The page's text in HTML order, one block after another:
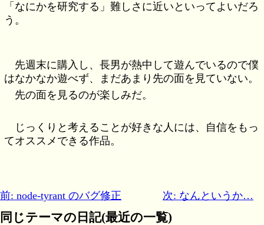
「なにかを研究する」難しさに近いといってよいだろ
う。
先週末に購入し、長男が熱中して遊んでいるので僕
はなかなか遊べず、まだあまり先の面を見ていない。
先の面を見るのが楽しみだ。
じっくりと考えることが好きな人には、自信をもっ
てオススメできる作品。
前: node-tyrant のバグ修正 次: なんというか…
同じテーマの日記(最近の一覧)